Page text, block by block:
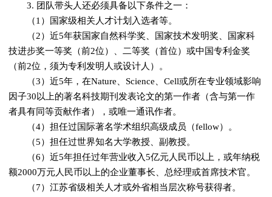
3. 团队带头人还必须具备以下条件之一：
（1）国家级相关人才计划入选者等。
（2）近5年获国家自然科学奖、国家技术发明奖、国家科
技进步奖一等奖（前2位）、二等奖（首位）或中国专利金奖
（前2位，须为专利发明人或设计人）。
（3）近5年，在Nature、Science、Cell或所在专业领域影响
因子30以上的著名科技期刊发表论文的第一作者（含与第一作
者具有同等贡献作者），或唯一通讯作者。
（4）担任过国际著名学术组织高级成员（fellow）。
（5）担任过世界知名大学教授、副教授。
（6）近5年担任过年营业收入5亿元人民币以上，或年纳税
额2000万元人民币以上的企业董事长、总经理或首席技术官。
（7）江苏省级相关人才或外省相当层次称号获得者。